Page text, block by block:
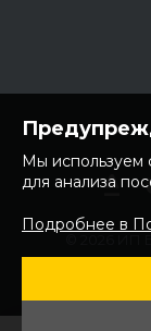
Юр. адрес:
с.
Мы используем
для анализа
Подробнее в